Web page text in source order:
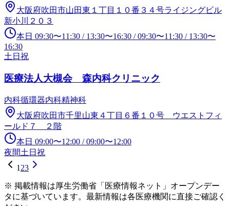
大阪府吹田市山田東１丁目１０番３４号ライジングビル
新小川２０３
本日 09:30〜11:30 / 13:30〜16:30 /09:30〜11:30 / 13:30〜
16:30
土日祝
医療法人大槻会 森内科クリニック
内科循環器内科精神科
大阪府吹田市千里山東４丁目６番１０号 ウエストフィ
ールド７ ２階
本日 09:00〜12:00 /09:00〜12:00
夜間土日祝
1 23
※ 掲載情報は厚生労働省「医療情報ネット」オープンデー
タに基づいています。最新情報は各医療機関に直接ご確認く